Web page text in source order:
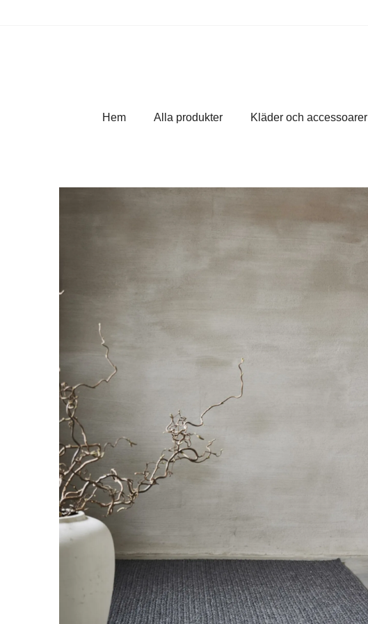
Hem Alla produkter Kläder och accessoarer